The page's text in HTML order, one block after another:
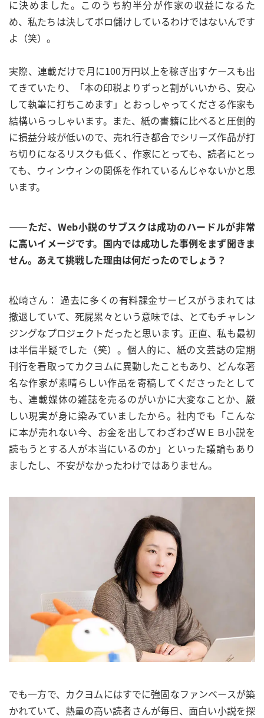
に決めました。このうち約半分が作家の収益になるた
め、私たちは決してボロ儲けしているわけではないんです
よ（笑）。
実際、連載だけで月に100万円以上を稼ぎ出すケースも出
てきていたり、「本の印税よりずっと割がいいから、安心
して執筆に打ちこめます」とおっしゃってくださる作家も
結構いらっしゃいます。また、紙の書籍に比べると圧倒的
に損益分岐が低いので、売れ行き都合でシリーズ作品が打
ち切りになるリスクも低く、作家にとっても、読者にとっ
ても、ウィンウィンの関係を作れているんじゃないかと思
います。
——ただ、Web小説のサブスクは成功のハードルが非常
に高いイメージです。国内では成功した事例をまず聞きま
せん。あえて挑戦した理由は何だったのでしょう？
松崎さん： 過去に多くの有料課金サービスがうまれては
撤退していて、死屍累々という意味では、とてもチャレン
ジングなプロジェクトだったと思います。正直、私も最初
は半信半疑でした（笑）。個人的に、紙の文芸誌の定期
刊行を看取ってカクヨムに異動したこともあり、どんな著
名な作家が素晴らしい作品を寄稿してくださったとして
も、連載媒体の雑誌を売るのがいかに大変なことか、厳
しい現実が身に染みていましたから。社内でも「こんな
に本が売れない今、お金を出してわざわざＷＥＢ小説を
読もうとする人が本当にいるのか」といった議論もあり
ましたし、不安がなかったわけではありません。
でも一方で、カクヨムにはすでに強固なファンベースが築
かれていて、熱量の高い読者さんが毎日、面白い小説を探